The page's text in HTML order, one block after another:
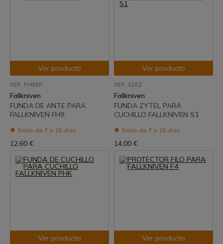
Ver producto
REF: FH9EP
Fallkniven
FUNDA DE ANTE PARA
FALLKNIVEN FH9
Envío de 7 a 15 días
12,60 €
Ver producto
REF: S1EZ
Fallkniven
FUNDA ZYTEL PARA
CUCHILLO FALLKNIVEN S1
Envío de 7 a 15 días
14,00 €
Ver producto Ver producto